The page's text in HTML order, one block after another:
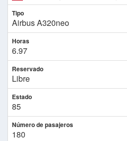
Tipo
Airbus A320neo
Horas
6.97
Reservado
Libre
Estado
85
Número de pasajeros
180